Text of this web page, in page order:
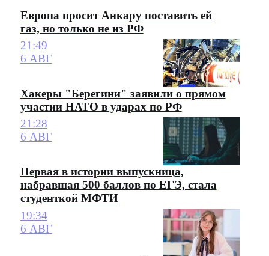
Европа просит Анкару поставить ей
газ, но только не из РФ
21:49
6 АВГ
Хакеры "Берегини" заявили о прямом
участии НАТО в ударах по РФ
21:28
6 АВГ
Первая в истории выпускница,
набравшая 500 баллов по ЕГЭ, стала
студенткой МФТИ
19:34
6 АВГ